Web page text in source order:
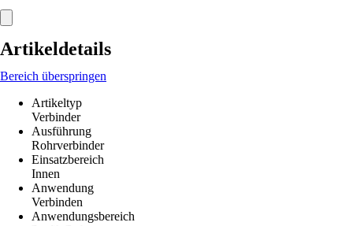
Artikeldetails
Bereich überspringen
Artikeltyp
Verbinder
Ausführung
Rohrverbinder
Einsatzbereich
Innen
Anwendung
Verbinden
Anwendungsbereich